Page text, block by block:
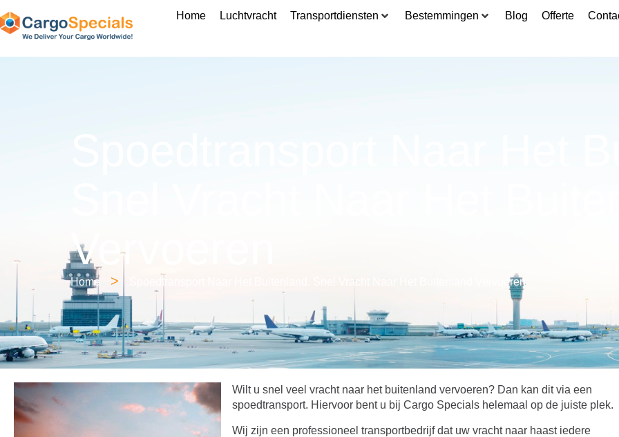
Home Luchtvracht Transportdiensten Bestemmingen Blog Offerte
Vervoeren
Home > Spoedtransport Naar Het Buitenland. Snel Vracht Naar Het Buitenland Vervoeren
Wilt u snel veel vracht naar het buitenland vervoeren? Dan kan dit via een
spoedtransport. Hiervoor bent u bij Cargo Specials helemaal op de juiste plek.
Wij zijn een professioneel transportbedrijf dat uw vracht naar haast iedere